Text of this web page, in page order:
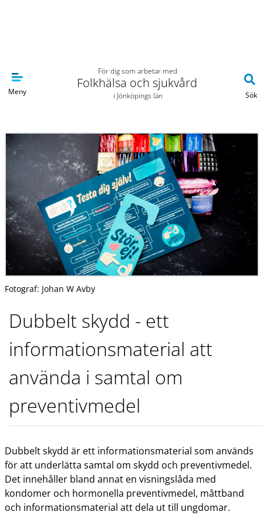
Meny
För dig som arbetar med
Folkhälsa och sjukvård
i Jönköpings län Sök
Fotograf: Johan W Avby
Dubbelt skydd - ett
informationsmaterial att
använda i samtal om
preventivmedel
Dubbelt skydd är ett informationsmaterial som används
för att underlätta samtal om skydd och preventivmedel.
Det innehåller bland annat en visningslåda med
kondomer och hormonella preventivmedel, måttband
och informationsmaterial att dela ut till ungdomar.